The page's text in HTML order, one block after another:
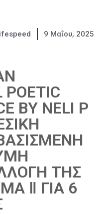
9 Μαΐου, 2025
POETIC
BY NELI P
ΤΗΣ
‖ ΓΙΑ 6